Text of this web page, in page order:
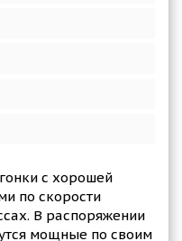
с хорошей
по скорости
В распоряжении
мощные по своим